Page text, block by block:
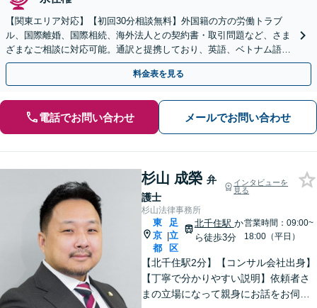
【関東エリア対応】【初回30分相談無料】外国籍の方の労働トラブ
ル、国際離婚、国際相続、海外法人との契約書・取引問題など、さま
ざまなご相談に対応可能。通訳と提携しており、英語、ベトナム語、
中国語、タイ語等対応可能です（通訳料別途）。
料金表を見る
電話でお問い合わせ メールでお問い合わせ
杉山 成榮 弁
護士
インタビューを
見る
杉山法律事務所
東
京
都
|
足
立
区
北千住駅 か
ら徒歩3分
営業時間：09:00~
18:00（平日）
【北千住駅2分】【コンサル会社出身】
【丁寧で分かりやすい説明】依頼者さ
まの立場になって親身にお話をお伺い